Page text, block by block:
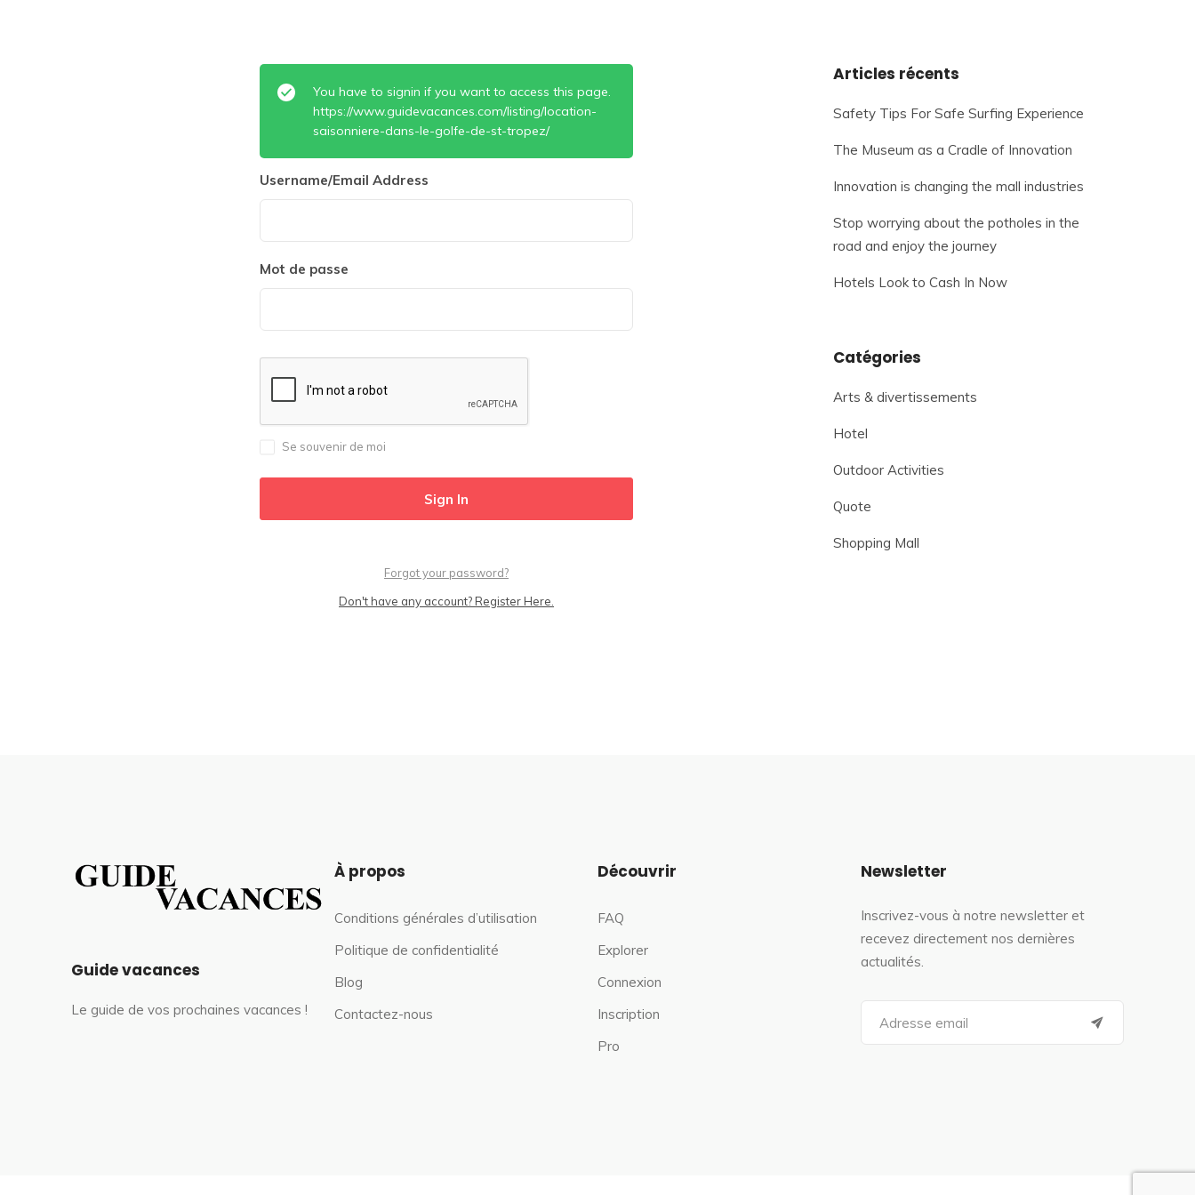
You have to signin if you want to access this page.
https://www.guidevacances.com/listing/location-
saisonniere-dans-le-golfe-de-st-tropez/
Username/Email Address
Mot de passe
Se souvenir de moi
Forgot your password?
Don't have any account? Register Here.
Articles récents
Safety Tips For Safe Surfing Experience
The Museum as a Cradle of Innovation
Innovation is changing the mall industries
Stop worrying about the potholes in the
road and enjoy the journey
Hotels Look to Cash In Now
Catégories
Arts & divertissements
Hotel
Outdoor Activities
Quote
Shopping Mall
Guide vacances
Le guide de vos prochaines vacances !
À propos
Conditions générales d’utilisation
Politique de confidentialité
Blog
Contactez-nous
Découvrir
FAQ
Explorer
Connexion
Inscription
Pro
Newsletter
Inscrivez-vous à notre newsletter et
recevez directement nos dernières
actualités.
a